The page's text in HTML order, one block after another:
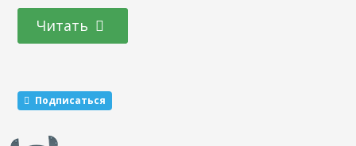
популярность, есть люди, которые не имеют собственных
страниц. Они оттягивают процесс регистрации (или
Читать
Подписаться